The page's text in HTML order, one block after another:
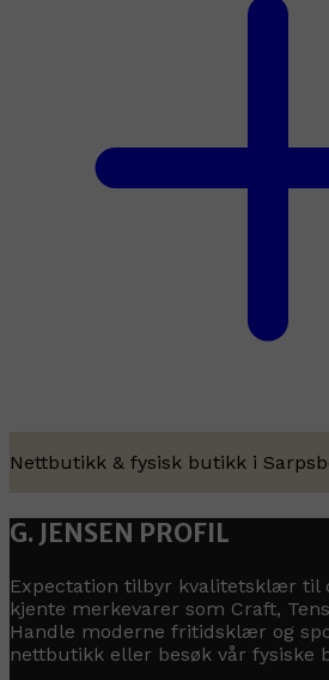
Nettbutikk & fysisk butikk i
G. JENSEN PROFIL
Expectation tilbyr kvalitetsklær til
kjente merkevarer som Craft,
Handle moderne fritidsklær og
nettbutikk eller besøk vår fysiske